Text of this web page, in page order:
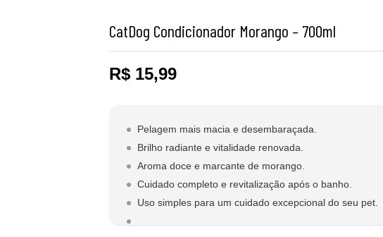
CatDog Condicionador Morango – 700ml
R$15,99
Pelagem mais macia e desembaraçada.
Brilho radiante e vitalidade renovada.
Aroma doce e marcante de morango.
Cuidado completo e revitalização após o banho.
Uso simples para um cuidado excepcional do seu pet.